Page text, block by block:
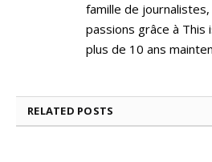
famille de
passions grâce à This
plus de 10 ans
RELATED POSTS